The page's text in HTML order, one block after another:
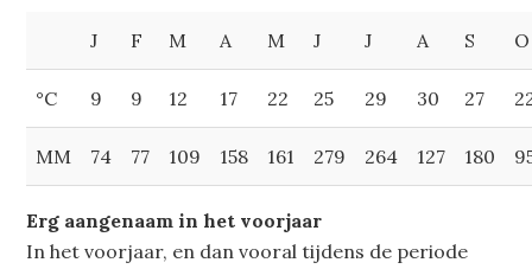
J F M A M J J A S O
°C 9 9 12 17 22 25 29 30 27
MM 74 77 109 158 161 279 264 127 180
Erg aangenaam in het voorjaar
In het voorjaar, en dan vooral tijdens de periode